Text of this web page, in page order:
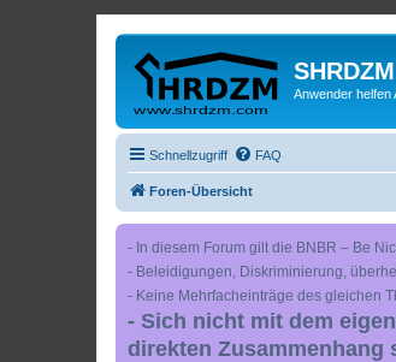
Anwender helfen
Schnellzugriff FAQ
Foren-Übersicht
- In diesem Forum gilt die BNBR – Be
- Beleidigungen, Diskriminierung,
- Keine Mehrfacheinträge des gleichen
- Sich nicht mit dem
direkten Zusammenhang